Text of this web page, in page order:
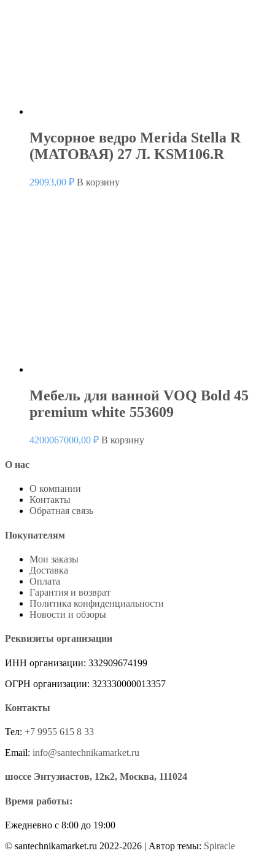
Мусорное ведро Merida Stella R
(МАТОВАЯ) 27 Л. KSM106.R
29093,00 ₽ В корзину
Мебель для ванной VOQ Bold 45
premium white 553609
4200067000,00 ₽ В корзину
О нас
О компании
Контакты
Обратная связь
Покупателям
Мои заказы
Доставка
Оплата
Гарантия и возврат
Политика конфиденциальности
Новости и обзоры
Реквизиты организации
ИНН организации: 332909674199
ОГРН организации: 323330000013357
Контакты
Тел: +7 9955 615 8 33
Email: info@santechnikamarket.ru
шоссе Энтузиастов, 12к2, Москва, 111024
Время работы:
Ежедневно с 8:00 до 19:00
© santechnikamarket.ru 2022-2026 | Автор темы: Spiracle